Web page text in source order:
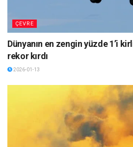
ÇEVRE
Dünyanın en zengin yüzde 1’i
rekor kırdı
2026-01-13